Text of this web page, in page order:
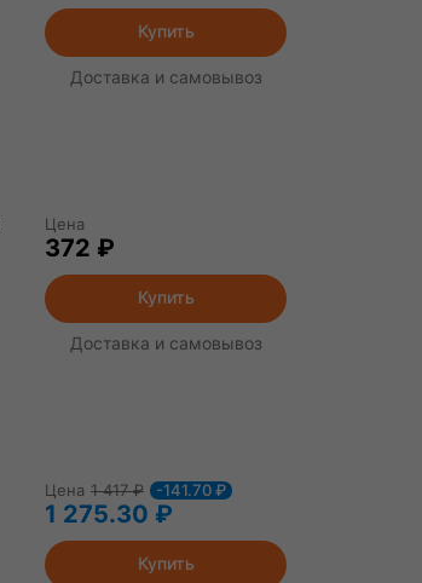
Купить
Доставка и самовывоз
Цена
372 ₽
Купить
Доставка и самовывоз
Цена 1 417₽ -141.70 ₽
1 275.30 ₽
Купить